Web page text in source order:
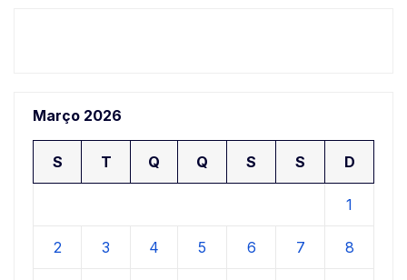
Março 2026
S T Q Q S S D
1
2 3 4 5 6 7 8